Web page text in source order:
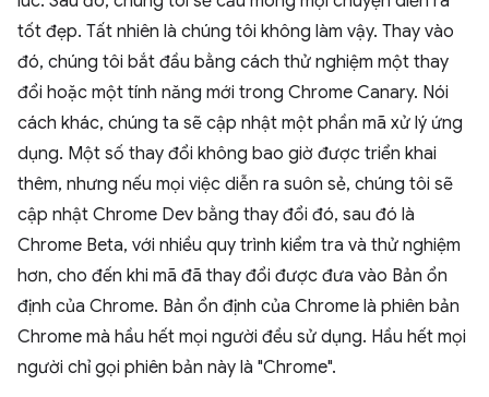
tốt đẹp. Tất nhiên là chúng tôi không làm vậy. Thay vào
đó, chúng tôi bắt đầu bằng cách thử nghiệm một thay
đổi hoặc một tính năng mới trong Chrome Canary. Nói
cách khác, chúng ta sẽ cập nhật một phần mã xử lý ứng
dụng. Một số thay đổi không bao giờ được triển khai
thêm, nhưng nếu mọi việc diễn ra suôn sẻ, chúng tôi sẽ
cập nhật Chrome Dev bằng thay đổi đó, sau đó là
Chrome Beta, với nhiều quy trình kiểm tra và thử nghiệm
hơn, cho đến khi mã đã thay đổi được đưa vào Bản ổn
định của Chrome. Bản ổn định của Chrome là phiên bản
Chrome mà hầu hết mọi người đều sử dụng. Hầu hết mọi
người chỉ gọi phiên bản này là "Chrome".